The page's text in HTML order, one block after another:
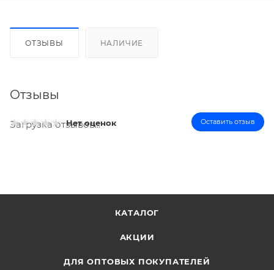
ОТЗЫВЫ НАЛИЧИЕ
Отзывы
Нет оценок Оставить отзыв
Загрузка отзывов...
КАТАЛОГ
АКЦИИ
ДЛЯ ОПТОВЫХ ПОКУПАТЕЛЕЙ